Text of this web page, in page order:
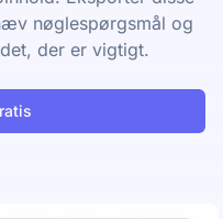
nøglespørgsmål og
der er vigtigt.